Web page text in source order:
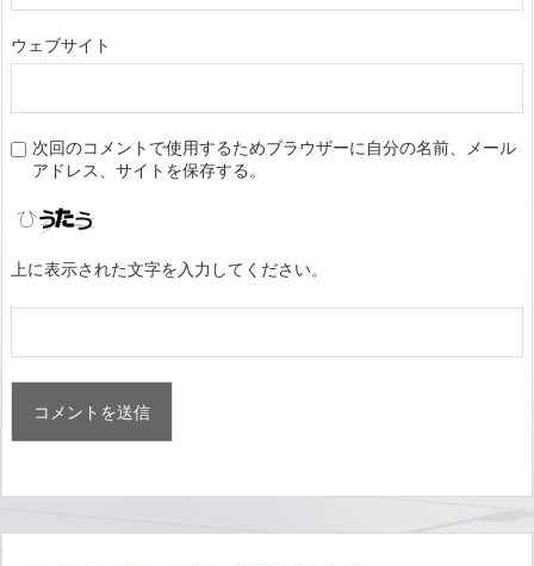
ウェブサイト
次回のコメントで使用するためブラウザーに自分の名前、メール
アドレス、サイトを保存する。
上に表示された文字を入力してください。